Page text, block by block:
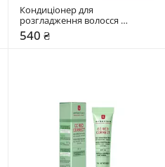
Кондиціонер для
розгладження волосся
Hairmate Smoothie Conditioner
540 ₴